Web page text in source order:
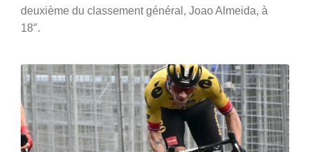
deuxième du classement général, Joao Almeida, à
18″.